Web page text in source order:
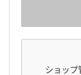
ショップ